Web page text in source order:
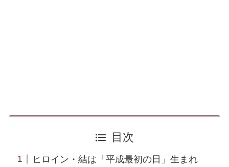
目次
ヒロイン・結は「平成最初の日」生まれ